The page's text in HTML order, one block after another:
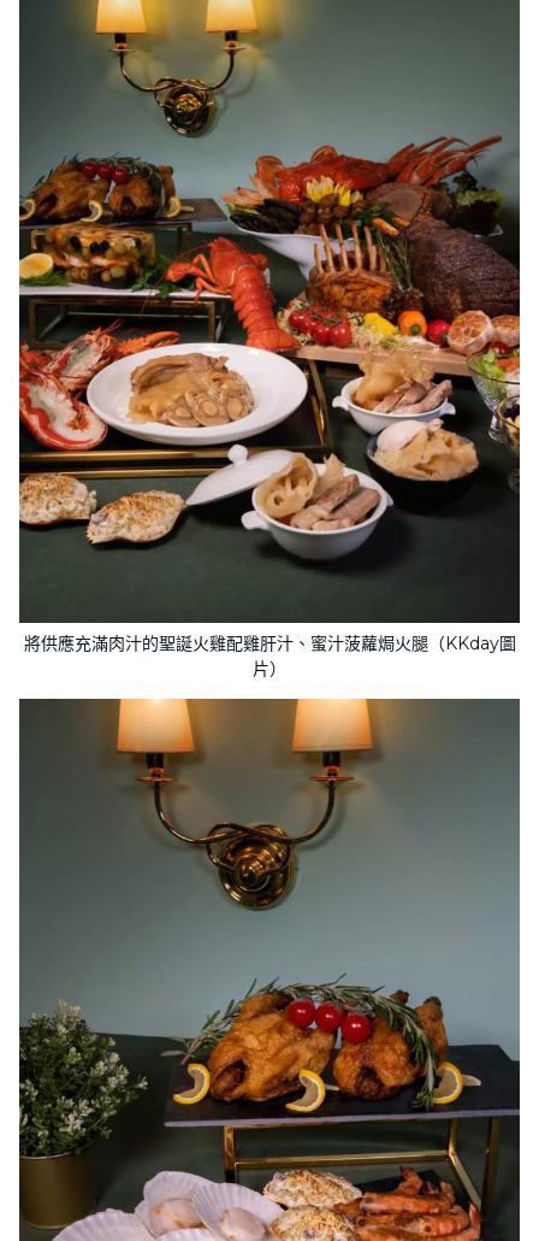
將供應充滿肉汁的聖誕火雞配雞肝汁、蜜汁菠蘿焗火腿（KKday圖
片）